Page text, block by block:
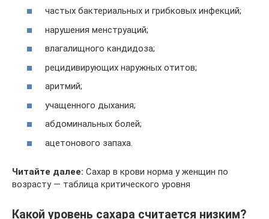
частых бактериальных и грибковых инфекций;
нарушения менструаций;
влагалищного кандидоза;
рецидивирующих наружных отитов;
аритмий;
учащенного дыхания;
абдоминальных болей;
ацетонового запаха.
Читайте далее: Сахар в крови норма у женщин по
возрасту — таблица критического уровня
Какой уровень сахара считается низким?